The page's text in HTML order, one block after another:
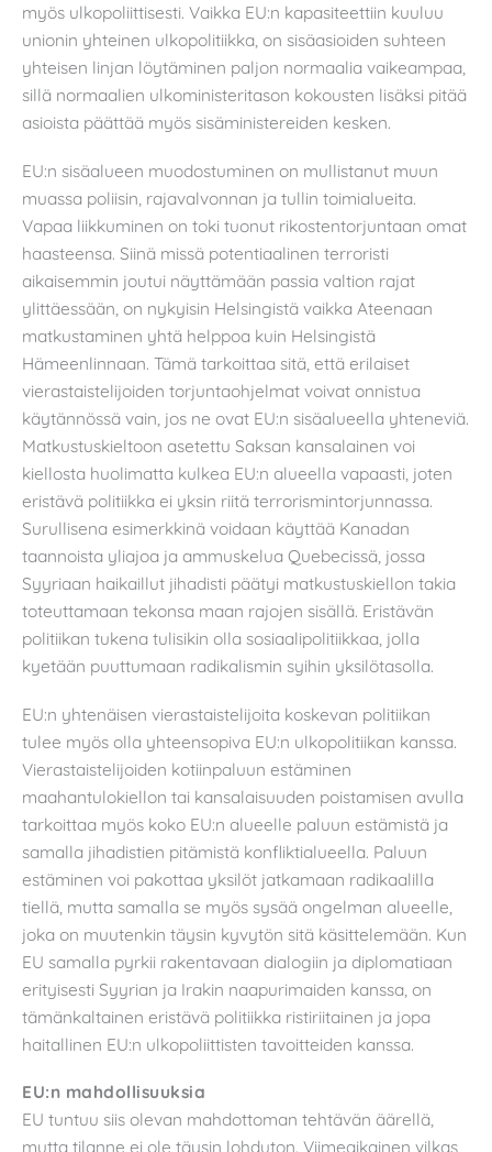
myös ulkopoliittisesti. Vaikka EU:n kapasiteettiin kuuluu
unionin yhteinen ulkopolitiikka, on sisäasioiden suhteen
yhteisen linjan löytäminen paljon normaalia vaikeampaa,
sillä normaalien ulkoministeritason kokousten lisäksi pitää
asioista päättää myös sisäministereiden kesken.
EU:n sisäalueen muodostuminen on mullistanut muun
muassa poliisin, rajavalvonnan ja tullin toimialueita.
Vapaa liikkuminen on toki tuonut rikostentorjuntaan omat
haasteensa. Siinä missä potentiaalinen terroristi
aikaisemmin joutui näyttämään passia valtion rajat
ylittäessään, on nykyisin Helsingistä vaikka Ateenaan
matkustaminen yhtä helppoa kuin Helsingistä
Hämeenlinnaan. Tämä tarkoittaa sitä, että erilaiset
vierastaistelijoiden torjuntaohjelmat voivat onnistua
käytännössä vain, jos ne ovat EU:n sisäalueella yhteneviä.
Matkustuskieltoon asetettu Saksan kansalainen voi
kiellosta huolimatta kulkea EU:n alueella vapaasti, joten
eristävä politiikka ei yksin riitä terrorismintorjunnassa.
Surullisena esimerkkinä voidaan käyttää Kanadan
taannoista yliajoa ja ammuskelua Quebecissä, jossa
Syyriaan haikaillut jihadisti päätyi matkustuskiellon takia
toteuttamaan tekonsa maan rajojen sisällä. Eristävän
politiikan tukena tulisikin olla sosiaalipolitiikkaa, jolla
kyetään puuttumaan radikalismin syihin yksilötasolla.
EU:n yhtenäisen vierastaistelijoita koskevan politiikan
tulee myös olla yhteensopiva EU:n ulkopolitiikan kanssa.
Vierastaistelijoiden kotiinpaluun estäminen
maahantulokiellon tai kansalaisuuden poistamisen avulla
tarkoittaa myös koko EU:n alueelle paluun estämistä ja
samalla jihadistien pitämistä konfliktialueella. Paluun
estäminen voi pakottaa yksilöt jatkamaan radikaalilla
tiellä, mutta samalla se myös sysää ongelman alueelle,
joka on muutenkin täysin kyvytön sitä käsittelemään. Kun
EU samalla pyrkii rakentavaan dialogiin ja diplomatiaan
erityisesti Syyrian ja Irakin naapurimaiden kanssa, on
tämänkaltainen eristävä politiikka ristiriitainen ja jopa
haitallinen EU:n ulkopoliittisten tavoitteiden kanssa.
EU:n mahdollisuuksia
EU tuntuu siis olevan mahdottoman tehtävän äärellä,
mutta tilanne ei ole täysin lohduton. Viimeaikainen vilkas